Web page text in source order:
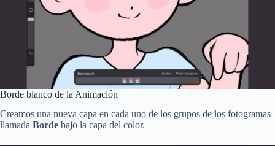
Borde blanco de la Animación
Creamos una nueva capa en cada uno de los grupos de los fotogramas
llamada Borde bajo la capa del color.